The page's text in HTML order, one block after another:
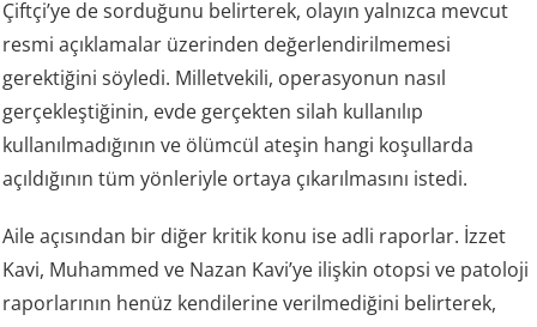
Çiftçi’ye de sorduğunu belirterek, olayın yalnızca mevcut
resmi açıklamalar üzerinden değerlendirilmemesi
gerektiğini söyledi. Milletvekili, operasyonun nasıl
gerçekleştiğinin, evde gerçekten silah kullanılıp
kullanılmadığının ve ölümcül ateşin hangi koşullarda
açıldığının tüm yönleriyle ortaya çıkarılmasını istedi.
Aile açısından bir diğer kritik konu ise adli raporlar. İzzet
Kavi, Muhammed ve Nazan Kavi’ye ilişkin otopsi ve patoloji
raporlarının henüz kendilerine verilmediğini belirterek,